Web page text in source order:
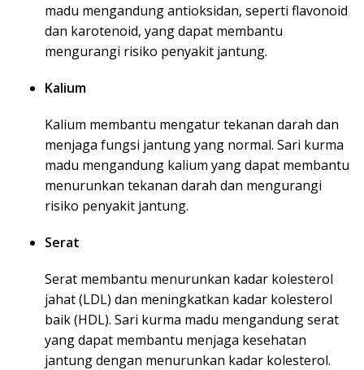
madu mengandung antioksidan, seperti flavonoid
dan karotenoid, yang dapat membantu
mengurangi risiko penyakit jantung.
Kalium
Kalium membantu mengatur tekanan darah dan
menjaga fungsi jantung yang normal. Sari kurma
madu mengandung kalium yang dapat membantu
menurunkan tekanan darah dan mengurangi
risiko penyakit jantung.
Serat
Serat membantu menurunkan kadar kolesterol
jahat (LDL) dan meningkatkan kadar kolesterol
baik (HDL). Sari kurma madu mengandung serat
yang dapat membantu menjaga kesehatan
jantung dengan menurunkan kadar kolesterol.